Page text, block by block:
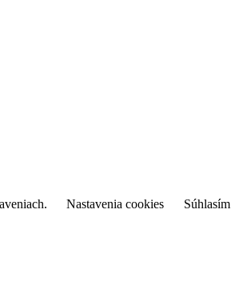
Nastavenia cookies Súhlasím